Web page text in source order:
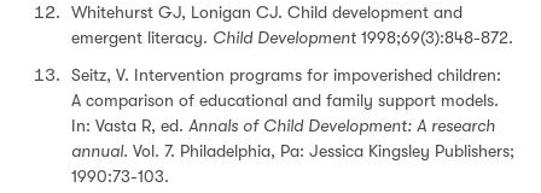
Whitehurst GJ, Lonigan CJ. Child development and
emergent literacy. Child Development 1998;69(3):848-872.
Seitz, V. Intervention programs for impoverished children:
A comparison of educational and family support models.
In: Vasta R, ed. Annals of Child Development: A research
annual. Vol. 7. Philadelphia, Pa: Jessica Kingsley Publishers;
1990:73-103.